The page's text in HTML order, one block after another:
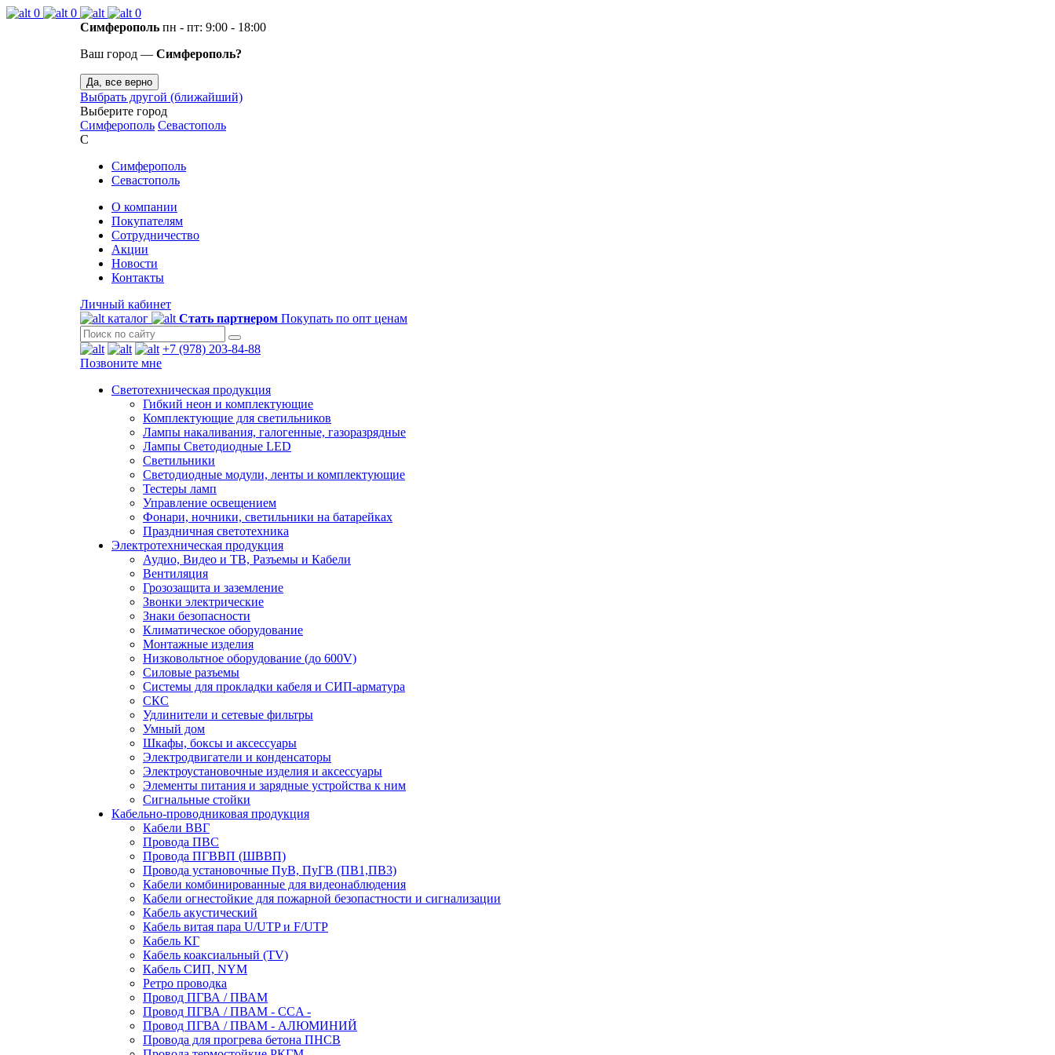
0 0
0
Симферополь пн - пт: 9:00 - 18:00
Ваш город — Симферополь?
Да, все верно
Выбрать другой (ближайший)
Выберите город
Симферополь Севастополь
С
Симферополь
Севастополь
О компании
Покупателям
Сотрудничество
Акции
Новости
Контакты
Личный кабинет
каталог
Стать партнером Покупать по опт ценам
+7 (978) 203-84-88
Позвоните мне
Светотехническая продукция
Гибкий неон и комплектующие
Комплектующие для светильников
Лампы накаливания, галогенные, газоразрядные
Лампы Светодиодные LED
Светильники
Светодиодные модули, ленты и комплектующие
Тестеры ламп
Управление освещением
Фонари, ночники, светильники на батарейках
Праздничная светотехника
Электротехническая продукция
Аудио, Видео и ТВ, Разъемы и Кабели
Вентиляция
Грозозащита и заземление
Звонки электрические
Знаки безопасности
Климатическое оборудование
Монтажные изделия
Низковольтное оборудование (до 600V)
Силовые разъемы
Системы для прокладки кабеля и СИП-арматура
СКС
Удлинители и сетевые фильтры
Умный дом
Шкафы, боксы и аксессуары
Электродвигатели и конденсаторы
Электроустановочные изделия и аксессуары
Элементы питания и зарядные устройства к ним
Сигнальные стойки
Кабельно-проводниковая продукция
Кабели ВВГ
Провода ПВС
Провода ПГВВП (ШВВП)
Провода установочные ПуВ, ПуГВ (ПВ1,ПВ3)
Кабели комбинированные для видеонаблюдения
Кабели огнестойкие для пожарной безопастности и сигнализации
Кабель акустический
Кабель витая пара U/UTP и F/UTP
Кабель КГ
Кабель коаксиальный (TV)
Кабель СИП, NYM
Ретро проводка
Провод ПГВА / ПВАМ
Провод ПГВА / ПВАМ - CCA -
Провод ПГВА / ПВАМ - АЛЮМИНИЙ
Провода для прогрева бетона ПНСВ